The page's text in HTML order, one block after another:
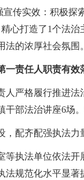
传实效：积极探
心打造了1个法
法的浓厚社会氛围。
责任人职责有效
严格履行推进法
干部法治讲座6场
配齐配强执法力
执法单位依法开
法规范化水平显著